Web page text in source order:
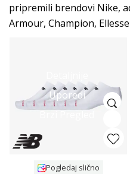
pripremili brendovi Nike,
Armour, Champion,
Uporedi
Pogledaj slično